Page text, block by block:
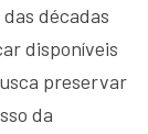
décadas
disponíveis
preservar
da